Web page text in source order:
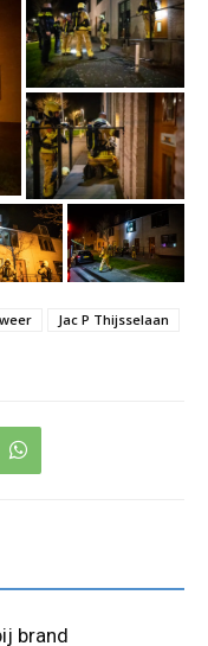
Jac P Thijsselaan
brand